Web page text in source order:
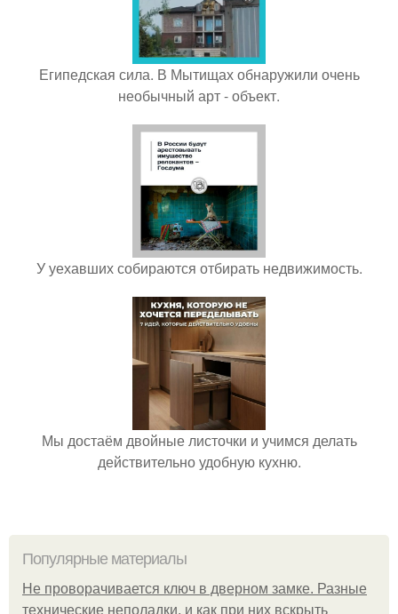
Египедская сила. В Мытищах обнаружили очень
необычный арт - объект.
У уехавших собираются отбирать недвижимость.
Мы достаём двойные листочки и учимся делать
действительно удобную кухню.
Популярные материалы
Не проворачивается ключ в дверном замке. Разные
технические неполадки, и как при них вскрыть